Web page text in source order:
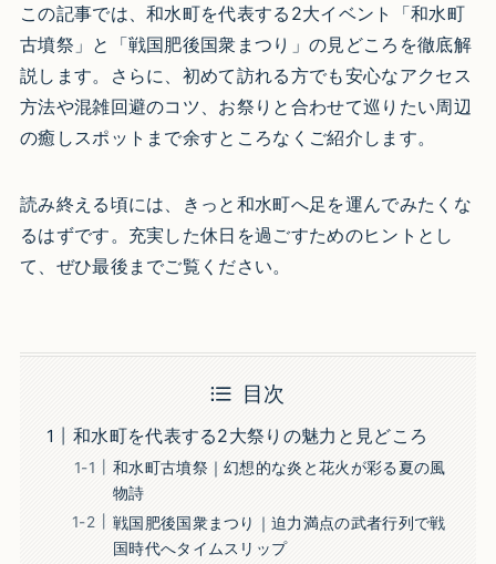
この記事では、和水町を代表する2大イベント「和水町
古墳祭」と「戦国肥後国衆まつり」の見どころを徹底解
説します。さらに、初めて訪れる方でも安心なアクセス
方法や混雑回避のコツ、お祭りと合わせて巡りたい周辺
の癒しスポットまで余すところなくご紹介します。
読み終える頃には、きっと和水町へ足を運んでみたくな
るはずです。充実した休日を過ごすためのヒントとし
て、ぜひ最後までご覧ください。
目次
和水町を代表する2大祭りの魅力と見どころ
和水町古墳祭｜幻想的な炎と花火が彩る夏の風
物詩
戦国肥後国衆まつり｜迫力満点の武者行列で戦
国時代へタイムスリップ